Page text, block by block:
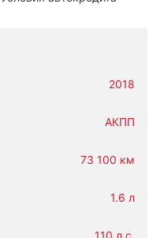
2018
АКПП
73 100 км
1.6 л
110 л.с.